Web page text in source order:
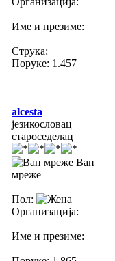
Име и презиме:
Струка:
Поруке: 1.457
alcesta
језикословац
староседелац
Ван
мреже
Пол:
Организација:
Име и презиме: